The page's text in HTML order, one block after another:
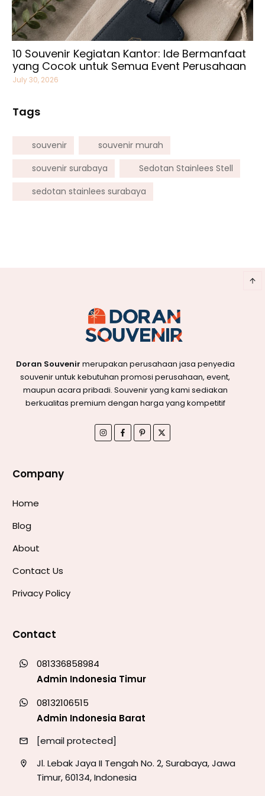
10 Souvenir Kegiatan Kantor: Ide Bermanfaat
yang Cocok untuk Semua Event Perusahaan
July 30, 2026
Tags
souvenir
souvenir murah
souvenir surabaya
Sedotan Stainlees Stell
sedotan stainlees surabaya
Doran Souvenir merupakan perusahaan jasa penyedia
souvenir untuk kebutuhan promosi perusahaan, event,
maupun acara pribadi. Souvenir yang kami sediakan
berkualitas premium dengan harga yang kompetitif
Company
Home
Blog
About
Contact Us
Privacy Policy
Contact
081336858984
Admin Indonesia Timur
08132106515
Admin Indonesia Barat
[email protected]
Jl. Lebak Jaya II Tengah No. 2, Surabaya, Jawa
Timur, 60134, Indonesia